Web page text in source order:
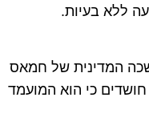
ללא בעיות.
המדינית של חמאס
כי הוא המועמד